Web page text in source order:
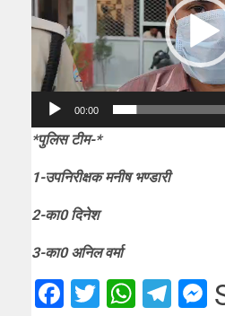
00:00
*पुलिस टीम-*
1-उपनिरीक्षक मनीष भण्डारी
2-का0 दिनेश
3-का0 अनिल वर्मा
Facebook
Twitter